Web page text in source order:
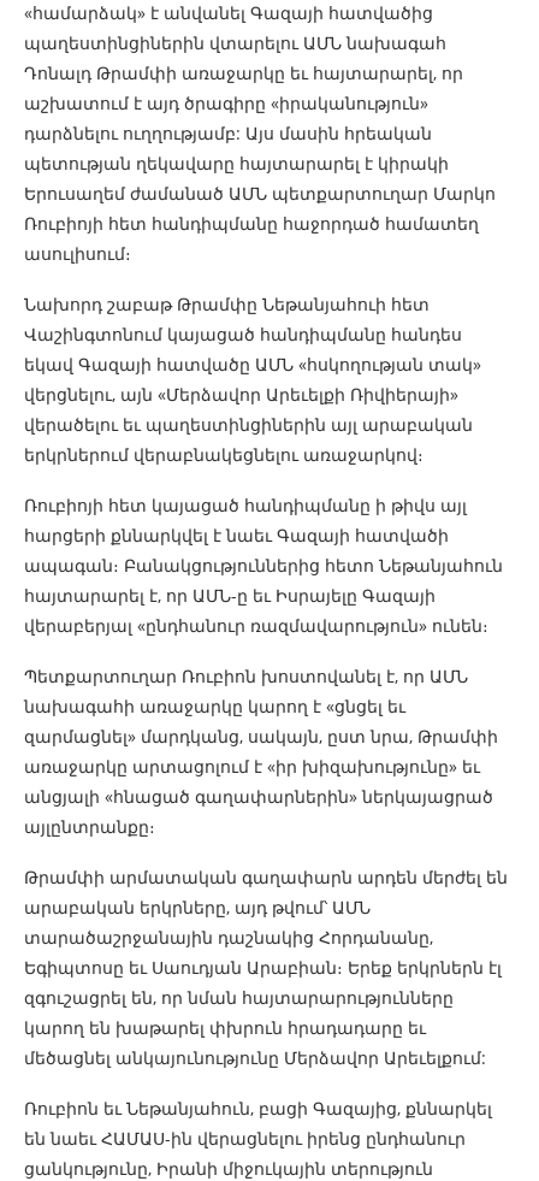
«համարձակ» է անվանել Գազայի հատվածից
պաղեստինցիներին վտարելու ԱՄՆ նախագահ
Դոնալդ Թրամփի առաջարկը եւ հայտարարել, որ
աշխատում է այդ ծրագիրը «իրականություն»
դարձնելու ուղղությամբ: Այս մասին հրեական
պետության ղեկավարը հայտարարել է կիրակի
Երուսաղեմ ժամանած ԱՄՆ պետքարտուղար Մարկո
Ռուբիոյի հետ հանդիպմանը հաջորդած համատեղ
ասուլիսում։
Նախորդ շաբաթ Թրամփը Նեթանյահուի հետ
Վաշինգտոնում կայացած հանդիպմանը հանդես
եկավ Գազայի հատվածը ԱՄՆ «հսկողության տակ»
վերցնելու, այն «Մերձավոր Արեւելքի Ռիվիերայի»
վերածելու եւ պաղեստինցիներին այլ արաբական
երկրներում վերաբնակեցնելու առաջարկով։
Ռուբիոյի հետ կայացած հանդիպմանը ի թիվս այլ
հարցերի քննարկվել է նաեւ Գազայի հատվածի
ապագան։ Բանակցություններից հետո Նեթանյահուն
հայտարարել է, որ ԱՄՆ-ը եւ Իսրայելը Գազայի
վերաբերյալ «ընդհանուր ռազմավարություն» ունեն։
Պետքարտուղար Ռուբիոն խոստովանել է, որ ԱՄՆ
նախագահի առաջարկը կարող է «ցնցել եւ
զարմացնել» մարդկանց, սակայն, ըստ նրա, Թրամփի
առաջարկը արտացոլում է «իր խիզախությունը» եւ
անցյալի «հնացած գաղափարներին» ներկայացրած
այլընտրանքը։
Թրամփի արմատական ​​գաղափարն արդեն մերժել են
արաբական երկրները, այդ թվում՝ ԱՄՆ
տարածաշրջանային դաշնակից Հորդանանը,
Եգիպտոսը եւ Սաուդյան Արաբիան։ Երեք երկրներն էլ
զգուշացրել են, որ նման հայտարարությունները
կարող են խաթարել փխրուն հրադադարը եւ
մեծացնել անկայունությունը Մերձավոր Արեւելքում:
Ռուբիոն եւ Նեթանյահուն, բացի Գազայից, քննարկել
են նաեւ ՀԱՄԱՍ-ին վերացնելու իրենց ընդհանուր
ցանկությունը, Իրանի միջուկային տերություն